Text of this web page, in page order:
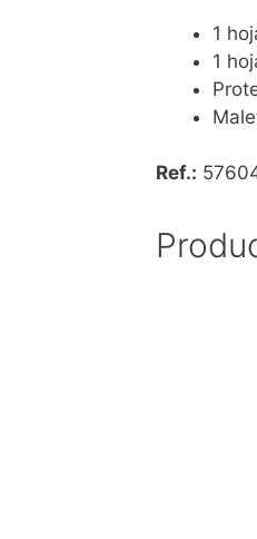
1
1
Ref.: